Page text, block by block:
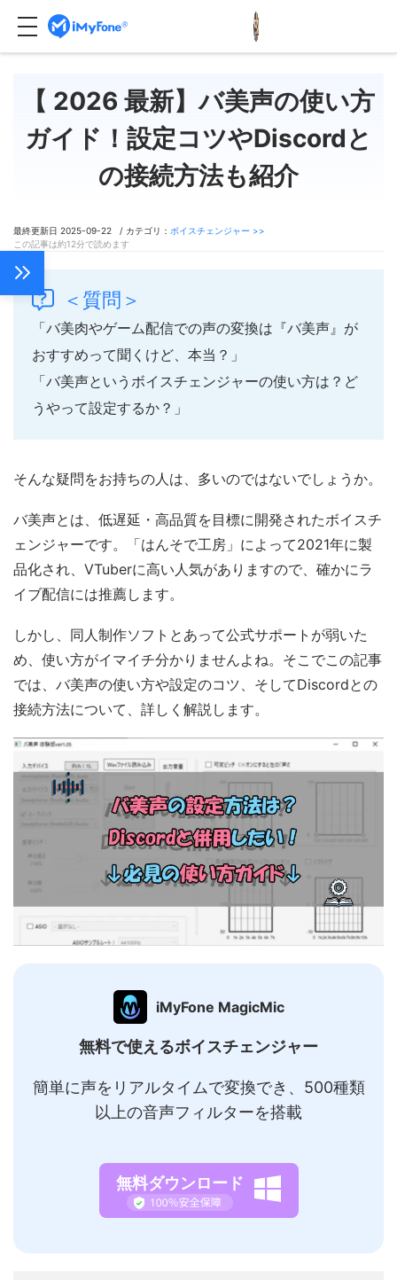
【 2026 最新】バ美声の使い方
ガイド！設定コツやDiscordと
の接続方法も紹介
最終更新日 2025-09-22 / カテゴリ： ボイスチェンジャー >>
この記事は約12分で読めます
＜質問＞
「バ美肉やゲーム配信での声の変換は『バ美声』が
おすすめって聞くけど、本当？」
「バ美声というボイスチェンジャーの使い方は？ど
うやって設定するか？」
そんな疑問をお持ちの人は、多いのではないでしょうか。
バ美声とは、低遅延・高品質を目標に開発されたボイスチ
ェンジャーです。「はんそで工房」によって2021年に製
品化され、VTuberに高い人気がありますので、確かにラ
イブ配信には推薦します。
しかし、同人制作ソフトとあって公式サポートが弱いた
め、使い方がイマイチ分かりませんよね。そこでこの記事
では、バ美声の使い方や設定のコツ、そしてDiscordとの
接続方法について、詳しく解説します。
iMyFone MagicMic
無料で使えるボイスチェンジャー
簡単に声をリアルタイムで変換でき、500種類
以上の音声フィルターを搭載
無料ダウンロード